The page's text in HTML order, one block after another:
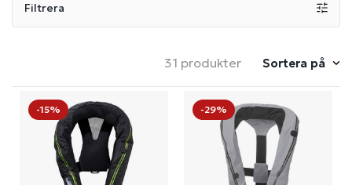
Filtrera
31 produkter Sortera på
-15% -29%